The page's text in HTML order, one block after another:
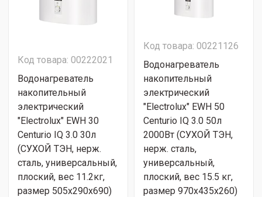
Код товара: 00222021
Водонагреватель
накопительный
электрический
"Electrolux" EWH 30
Centurio IQ 3.0 30л
(СУХОЙ ТЭН, нерж.
сталь, универсальный,
плоский, вес 11.2кг,
размер 505x290x690)
Код товара: 00221126
Водонагреватель
накопительный
электрический
"Electrolux" EWH 50
Centurio IQ 3.0 50л
2000Вт (СУХОЙ ТЭН,
нерж. сталь,
универсальный,
плоский, вес 15.5 кг,
размер 970x435x260)